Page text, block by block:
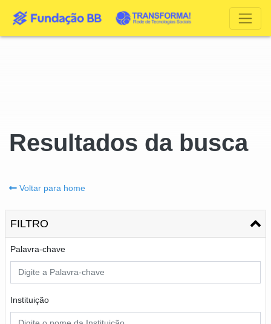
Resultados da busca
Voltar para home
FILTRO
Palavra-chave
Instituição